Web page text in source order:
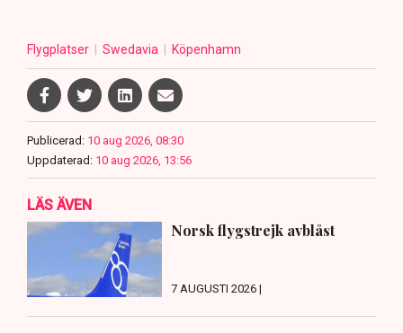
Flygplatser Swedavia Köpenhamn
Publicerad: 10 aug 2026, 08:30
Uppdaterad: 10 aug 2026, 13:56
LÄS ÄVEN
Norsk flygstrejk avblåst
7 AUGUSTI 2026 |